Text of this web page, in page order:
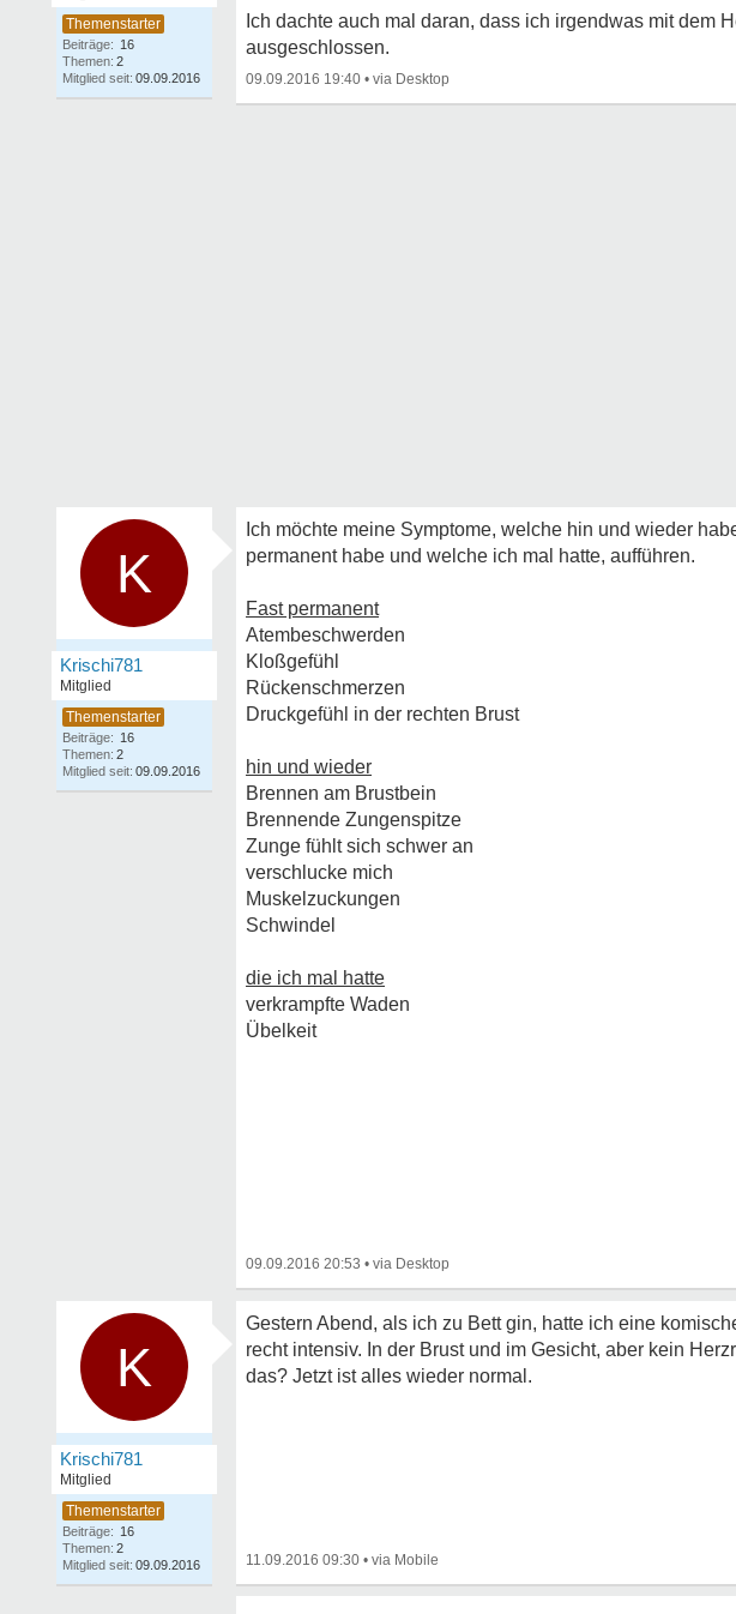
Beiträge: 16
Themen: 2
Mitglied seit: 09.09.2016
Ich dachte auch mal daran, dass ich irgendwas mit dem
ausgeschlossen.
09.09.2016 19:40 •
K
Krischi781
Mitglied
Beiträge: 16
Themen: 2
Mitglied seit: 09.09.2016
Ich möchte meine Symptome, welche hin und wieder
permanent habe und welche ich mal hatte, aufführen.
Fast permanent
Atembeschwerden
Kloßgefühl
Rückenschmerzen
Druckgefühl in der rechten Brust
hin und wieder
Brennen am Brustbein
Brennende Zungenspitze
Zunge fühlt sich schwer an
verschlucke mich
Muskelzuckungen
Schwindel
die ich mal hatte
verkrampfte Waden
Übelkeit
09.09.2016 20:53 •
K
Krischi781
Mitglied
Beiträge: 16
Themen: 2
Mitglied seit: 09.09.2016
Gestern Abend, als ich zu Bett gin, hatte ich eine
recht intensiv. In der Brust und im Gesicht, aber kein
das? Jetzt ist alles wieder normal.
11.09.2016 09:30 •